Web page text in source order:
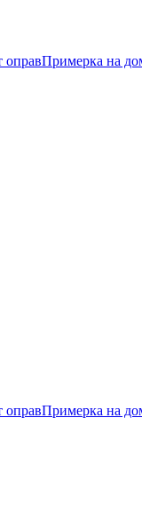
оправПримерка на
оправПримерка на